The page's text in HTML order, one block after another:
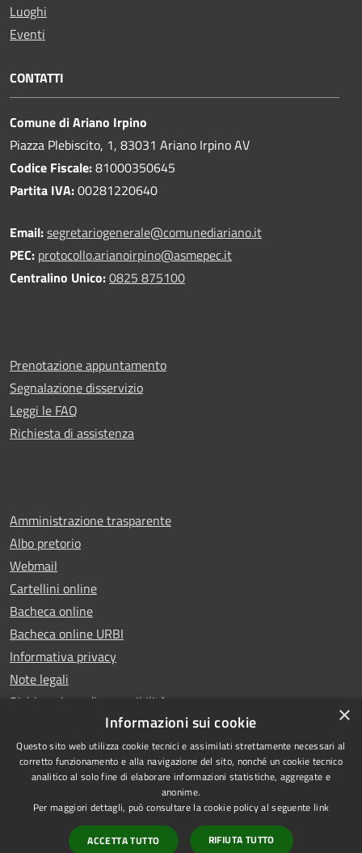
Luoghi
Eventi
CONTATTI
Comune di Ariano Irpino
Piazza Plebiscito, 1, 83031 Ariano Irpino AV
Codice Fiscale:81000350645
Partita IVA:00281220640
Email:segretariogenerale@comunediariano.it
PEC: protocollo.arianoirpino@asmepec.it
Centralino Unico:0825 875100
Prenotazione appuntamento
Segnalazione disservizio
Leggi le FAQ
Richiesta di assistenza
Amministrazione trasparente
Albo pretorio
Webmail
Cartellini online
Bacheca online
Bacheca online URBI
Informativa privacy
Note legali
Dichiarazione di accessibilità
RSS
Accessibilità
Copyright © 2025 Comune di
Ariano Irpino
Powered byMunicipium
×
Informazioni sui cookie
Questo sito web utilizza cookie tecnici e assimilati strettamente necessari al
corretto funzionamento e alla navigazione del sito, nonché un cookie tecnico
analitico al solo fine di elaborare informazioni statistiche, aggregate e
anonime.
Per maggiori dettagli, può consultare la cookie policy al seguente link
ACCETTA TUTTO RIFIUTA TUTTO